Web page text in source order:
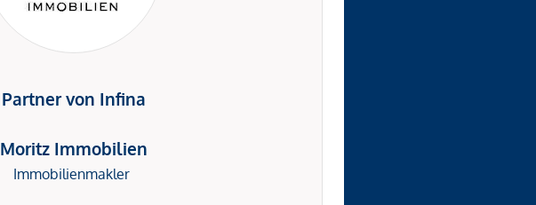
Partner von Infina
Moritz Immobilien
Immobilienmakler